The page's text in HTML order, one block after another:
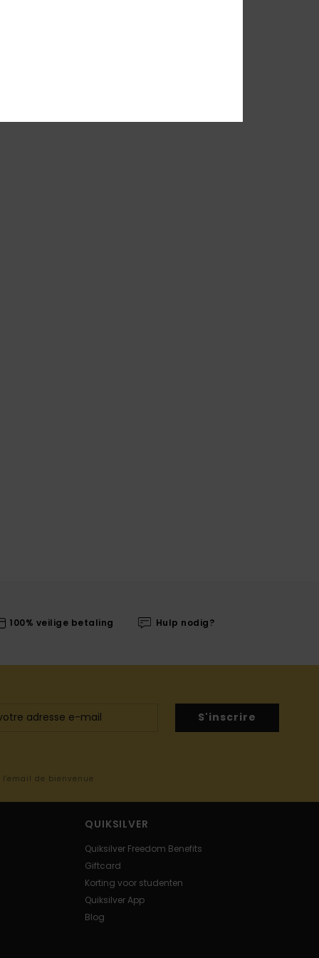
100% veilige betaling Hulp nodig?
S'inscrire
de bienvenue
QUIKSILVER
Quiksilver Freedom Benefits
Giftcard
Korting voor studenten
Quiksilver App
Blog